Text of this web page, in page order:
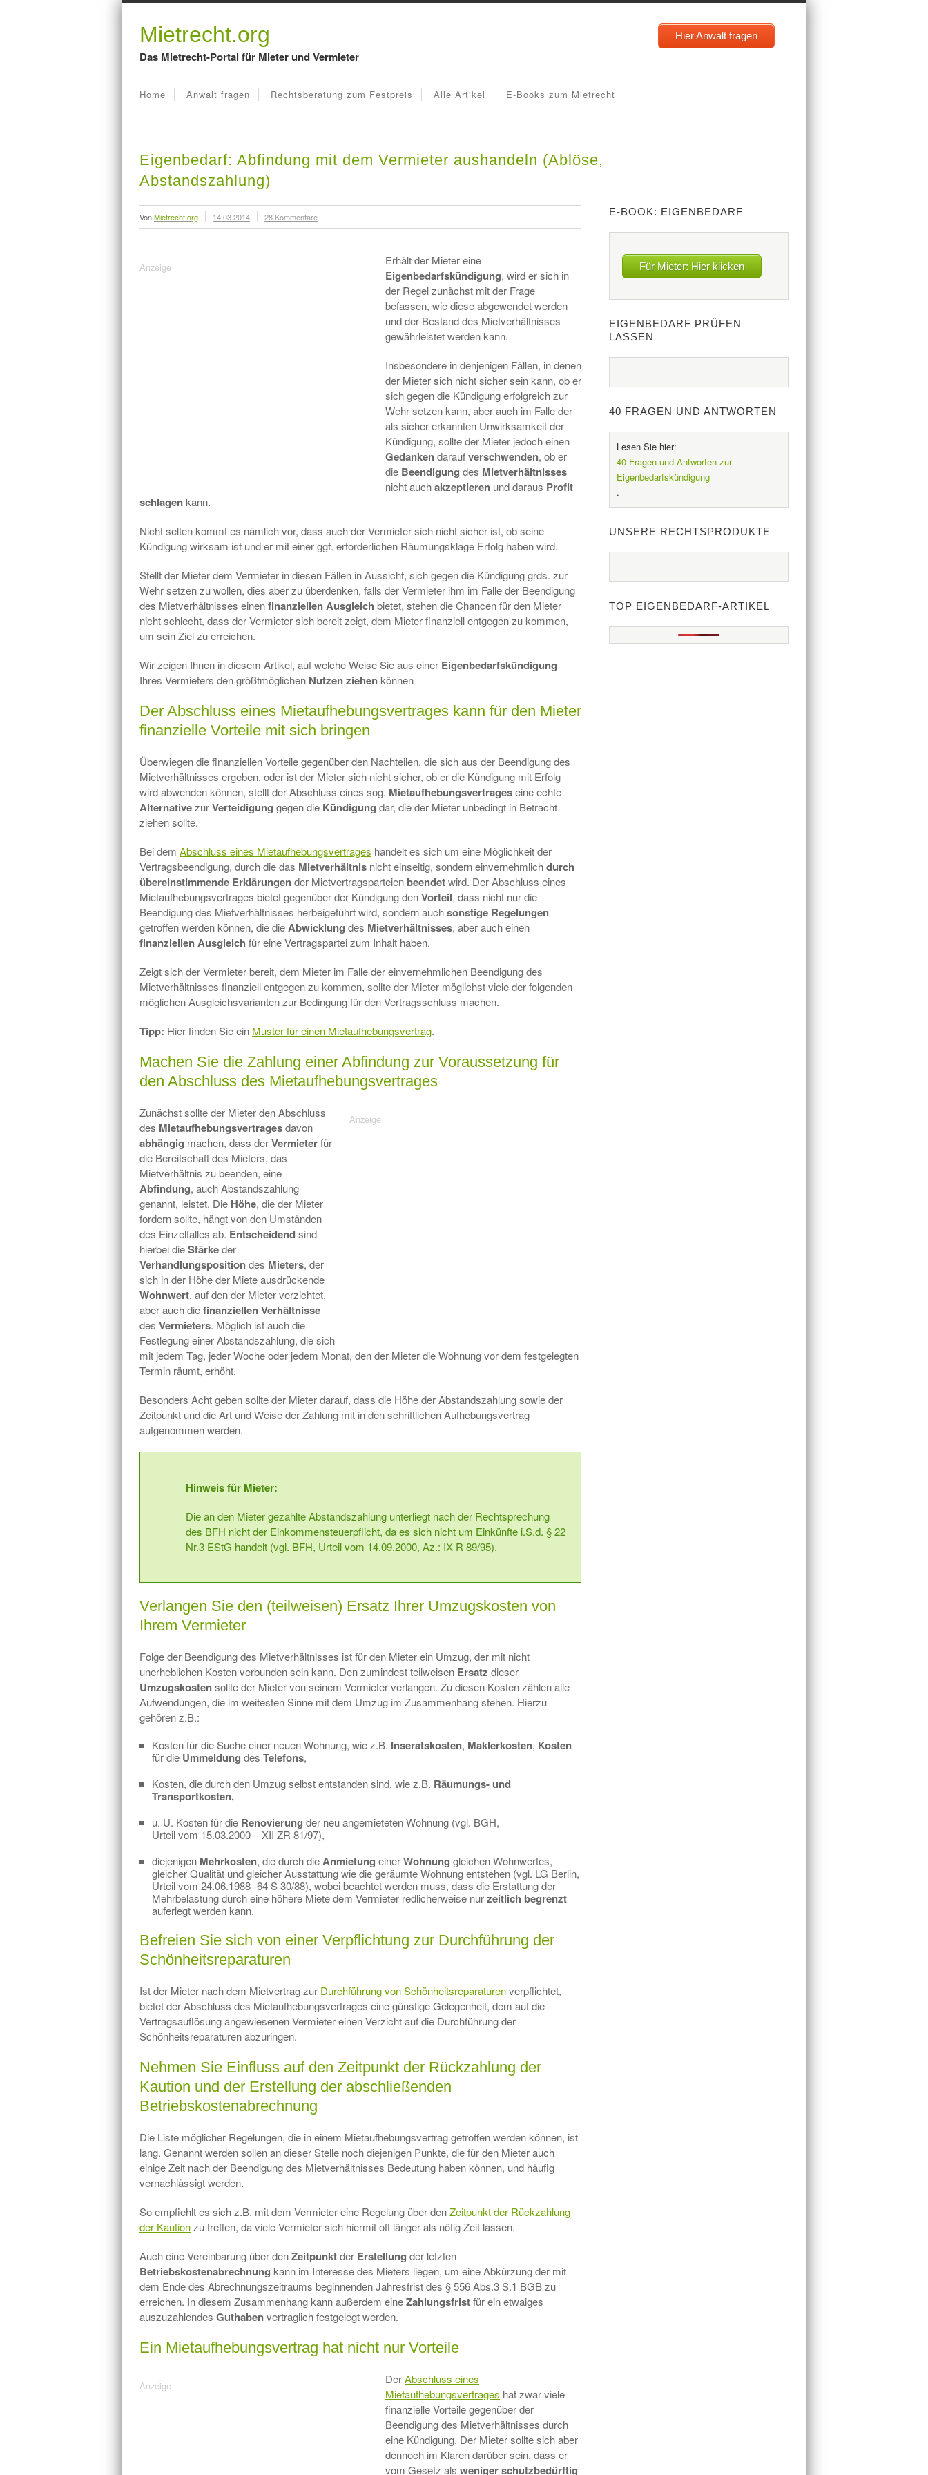
Mietrecht.org
Das Mietrecht-Portal für Mieter und Vermieter
Hier Anwalt fragen
Home Anwalt fragen Rechtsberatung zum Festpreis Alle Artikel E-Books zum Mietrecht
Eigenbedarf: Abfindung mit dem Vermieter aushandeln (Ablöse,
Abstandszahlung)
VonMietrecht.org 14.03.2014 28 Kommentare
Erhält der Mieter eine
Eigenbedarfskündigung, wird er sich in
der Regel zunächst mit der Frage
befassen, wie diese abgewendet werden
und der Bestand des Mietverhältnisses
gewährleistet werden kann.
Insbesondere in denjenigen Fällen, in denen
der Mieter sich nicht sicher sein kann, ob er
sich gegen die Kündigung erfolgreich zur
Wehr setzen kann, aber auch im Falle der
als sicher erkannten Unwirksamkeit der
Kündigung, sollte der Mieter jedoch einen
Gedankendaraufverschwenden, ob er
die Beendigung des Mietverhältnisses
nicht auchakzeptieren und daraus Profit
schlagen kann.
Nicht selten kommt es nämlich vor, dass auch der Vermieter sich nicht sicher ist, ob seine
Kündigung wirksam ist und er mit einer ggf. erforderlichen Räumungsklage Erfolg haben wird.
Stellt der Mieter dem Vermieter in diesen Fällen in Aussicht, sich gegen die Kündigung grds. zur
Wehr setzen zu wollen, dies aber zu überdenken, falls der Vermieter ihm im Falle der Beendigung
des Mietverhältnisses einenfinanziellenAusgleich bietet, stehen die Chancen für den Mieter
nicht schlecht, dass der Vermieter sich bereit zeigt, dem Mieter finanziell entgegen zu kommen,
um sein Ziel zu erreichen.
Wir zeigen Ihnen in diesem Artikel, auf welche Weise Sie aus einer Eigenbedarfskündigung
Ihres Vermieters den größtmöglichen Nutzenziehen können
Der Abschluss eines Mietaufhebungsvertrages kann für den Mieter
finanzielle Vorteile mit sich bringen
Überwiegen die finanziellen Vorteile gegenüber den Nachteilen, die sich aus der Beendigung des
Mietverhältnisses ergeben, oder ist der Mieter sich nicht sicher, ob er die Kündigung mit Erfolg
wird abwenden können, stellt der Abschluss eines sog. Mietaufhebungsvertrageseine echte
AlternativezurVerteidigung gegen die Kündigung dar, die der Mieter unbedingt in Betracht
ziehen sollte.
Bei dem Abschluss eines Mietaufhebungsvertrages handelt es sich um eine Möglichkeit der
Vertragsbeendigung, durch die das Mietverhältnis nicht einseitig, sondern einvernehmlichdurch
übereinstimmende Erklärungender Mietvertragsparteien beendetwird. Der Abschluss eines
Mietaufhebungsvertrages bietet gegenüber der Kündigung denVorteil, dass nicht nur die
Beendigung des Mietverhältnisses herbeigeführt wird, sondern auchsonstige Regelungen
getroffen werden können, die dieAbwicklung des Mietverhältnisses, aber auch einen
finanziellenAusgleich für eine Vertragspartei zum Inhalt haben.
Zeigt sich der Vermieter bereit, dem Mieter im Falle der einvernehmlichen Beendigung des
Mietverhältnisses finanziell entgegen zu kommen, sollte der Mieter möglichst viele der folgenden
möglichen Ausgleichsvarianten zur Bedingung für den Vertragsschluss machen.
Tipp: Hier finden Sie ein Muster für einen Mietaufhebungsvertrag.
Machen Sie die Zahlung einer Abfindung zur Voraussetzung für
den Abschluss des Mietaufhebungsvertrages
Zunächst sollte der Mieter den Abschluss
des Mietaufhebungsvertragesdavon
abhängig machen, dass derVermieterfür
die Bereitschaft des Mieters, das
Mietverhältnis zu beenden, eine
Abfindung, auch Abstandszahlung
genannt, leistet. Die Höhe, die der Mieter
fordern sollte, hängt von den Umständen
des Einzelfalles ab. Entscheidendsind
hierbei dieStärkeder
Verhandlungspositiondes Mieters, der
sich in der Höhe der Miete ausdrückende
Wohnwert, auf den der Mieter verzichtet,
aber auch diefinanziellen Verhältnisse
des Vermieters. Möglich ist auch die
Festlegung einer Abstandszahlung, die sich
mit jedem Tag, jeder Woche oder jedem Monat, den der Mieter die Wohnung vor dem festgelegten
Termin räumt, erhöht.
Besonders Acht geben sollte der Mieter darauf, dass die Höhe der Abstandszahlung sowie der
Zeitpunkt und die Art und Weise der Zahlung mit in den schriftlichen Aufhebungsvertrag
aufgenommen werden.
Hinweis für Mieter:
Die an den Mieter gezahlte Abstandszahlung unterliegt nach der Rechtsprechung
des BFH nicht der Einkommensteuerpflicht, da es sich nicht um Einkünfte i.S.d. § 22
Nr.3 EStG handelt (vgl. BFH, Urteil vom 14.09.2000, Az.: IX R 89/95).
Verlangen Sie den (teilweisen) Ersatz Ihrer Umzugskosten von
Ihrem Vermieter
Folge der Beendigung des Mietverhältnisses ist für den Mieter ein Umzug, der mit nicht
unerheblichen Kosten verbunden sein kann. Den zumindest teilweisen Ersatz dieser
Umzugskostensollte der Mieter von seinem Vermieter verlangen. Zu diesen Kosten zählen alle
Aufwendungen, die im weitesten Sinne mit dem Umzug im Zusammenhang stehen. Hierzu
gehören z.B.:
Kosten für die Suche einer neuen Wohnung, wie z.B. Inseratskosten, Maklerkosten, Kosten
für die Ummeldung des Telefons,
Kosten, die durch den Umzug selbst entstanden sind, wie z.B. Räumungs- und
Transportkosten,
u. U. Kosten für die Renovierung der neu angemieteten Wohnung (vgl. BGH,
Urteil vom 15.03.2000 – XII ZR 81/97),
diejenigen Mehrkosten, die durch dieAnmietung einerWohnung gleichen Wohnwertes,
gleicher Qualität und gleicher Ausstattung wie die geräumte Wohnung entstehen (vgl. LG Berlin,
Urteil vom 24.06.1988 -64 S 30/88), wobei beachtet werden muss, dass die Erstattung der
Mehrbelastung durch eine höhere Miete dem Vermieter redlicherweise nurzeitlich begrenzt
auferlegt werden kann.
Befreien Sie sich von einer Verpflichtung zur Durchführung der
Schönheitsreparaturen
Ist der Mieter nach dem Mietvertrag zur Durchführung von Schönheitsreparaturenverpflichtet,
bietet der Abschluss des Mietaufhebungsvertrages eine günstige Gelegenheit, dem auf die
Vertragsauflösung angewiesenen Vermieter einen Verzicht auf die Durchführung der
Schönheitsreparaturen abzuringen.
Nehmen Sie Einfluss auf den Zeitpunkt der Rückzahlung der
Kaution und der Erstellung der abschließenden
Betriebskostenabrechnung
Die Liste möglicher Regelungen, die in einem Mietaufhebungsvertrag getroffen werden können, ist
lang. Genannt werden sollen an dieser Stelle noch diejenigen Punkte, die für den Mieter auch
einige Zeit nach der Beendigung des Mietverhältnisses Bedeutung haben können, und häufig
vernachlässigt werden.
So empfiehlt es sich z.B. mit dem Vermieter eine Regelung über denZeitpunkt der Rückzahlung
der Kautionzu treffen, da viele Vermieter sich hiermit oft länger als nötig Zeit lassen.
Auch eine Vereinbarung über denZeitpunktder Erstellung der letzten
Betriebskostenabrechnung kann im Interesse des Mieters liegen, um eine Abkürzung der mit
dem Ende des Abrechnungszeitraums beginnenden Jahresfrist des § 556 Abs.3 S.1 BGB zu
erreichen. In diesem Zusammenhang kann außerdem eineZahlungsfristfür ein etwaiges
auszuzahlendes Guthabenvertraglich festgelegt werden.
Ein Mietaufhebungsvertrag hat nicht nur Vorteile
DerAbschluss eines
Mietaufhebungsvertrages hat zwar viele
finanzielle Vorteile gegenüber der
Beendigung des Mietverhältnisses durch
eine Kündigung. Der Mieter sollte sich aber
dennoch im Klaren darüber sein, dass er
vom Gesetz als wenigerschutzbedürftig
E-BOOK: EIGENBEDARF
Für Mieter: Hier klicken
EIGENBEDARF PRÜFEN
LASSEN
40 FRAGEN UND ANTWORTEN
Lesen Sie hier:
40 Fragen und Antworten zur
Eigenbedarfskündigung
.
UNSERE RECHTSPRODUKTE
TOP EIGENBEDARF-ARTIKEL